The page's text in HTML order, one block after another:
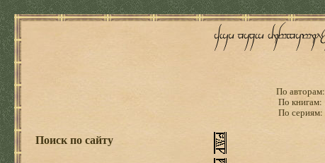
По авторам:
По книгам:
По сериям:
Поиск по сайту